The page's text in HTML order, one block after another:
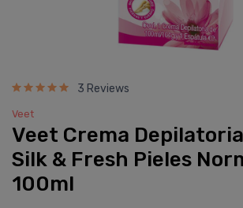
3 Reviews
Veet
Veet Crema
Silk & Fresh Pieles
100ml